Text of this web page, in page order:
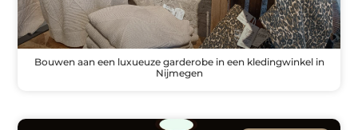
Bouwen aan een luxueuze garderobe in een kledingwinkel in
Nijmegen